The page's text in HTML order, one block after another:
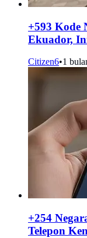
+593 Kode
Ekuador,
Citizen6•1
+254
Telepon